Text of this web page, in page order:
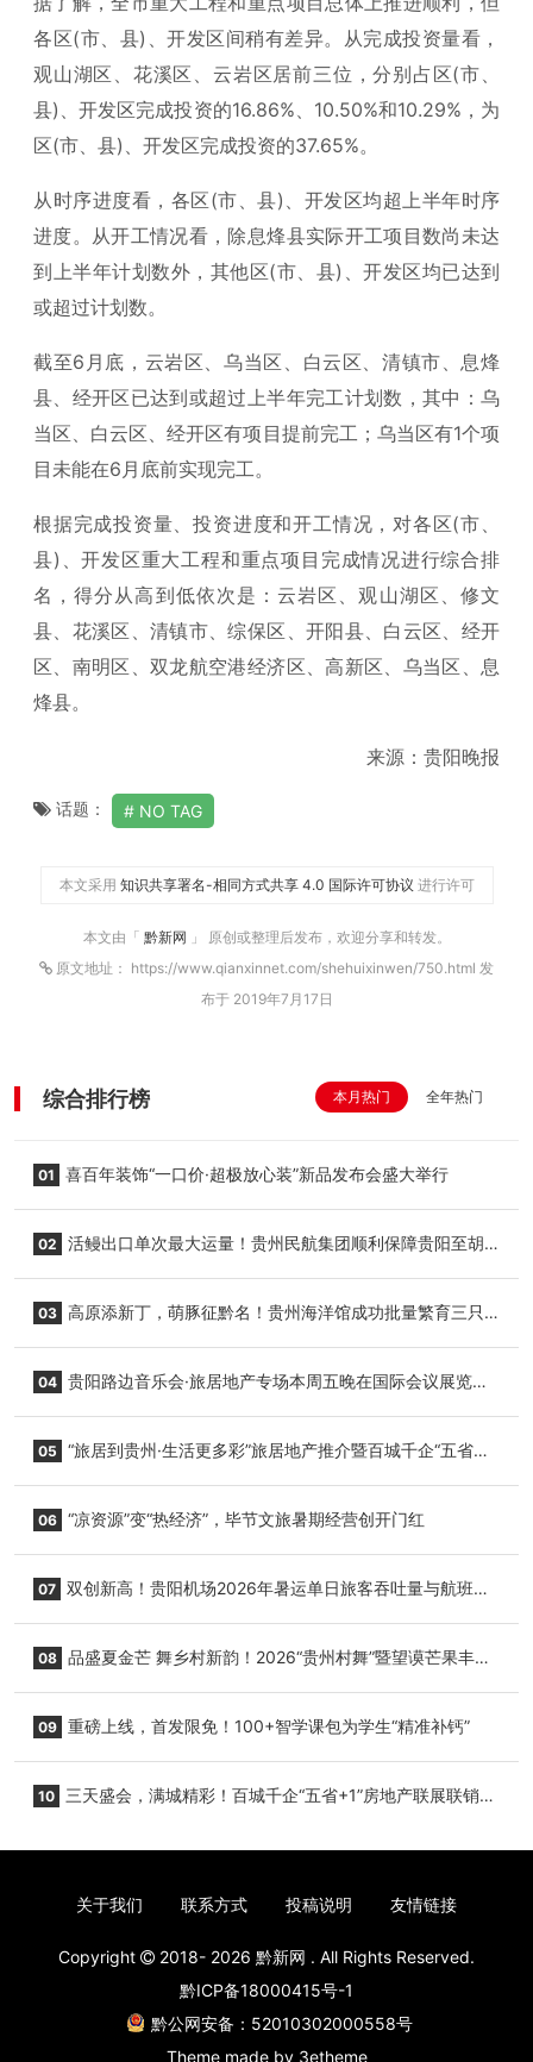
各区(市、县)、开发区间稍有差异。从完成投资量看，
观山湖区、花溪区、云岩区居前三位，分别占区(市、
县)、开发区完成投资的16.86%、10.50%和10.29%，为
区(市、县)、开发区完成投资的37.65%。
从时序进度看，各区(市、县)、开发区均超上半年时序
进度。从开工情况看，除息烽县实际开工项目数尚未达
到上半年计划数外，其他区(市、县)、开发区均已达到
或超过计划数。
截至6月底，云岩区、乌当区、白云区、清镇市、息烽
县、经开区已达到或超过上半年完工计划数，其中：乌
当区、白云区、经开区有项目提前完工；乌当区有1个项
目未能在6月底前实现完工。
根据完成投资量、投资进度和开工情况，对各区(市、
县)、开发区重大工程和重点项目完成情况进行综合排
名，得分从高到低依次是：云岩区、观山湖区、修文
县、花溪区、清镇市、综保区、开阳县、白云区、经开
区、南明区、双龙航空港经济区、高新区、乌当区、息
烽县。
来源：贵阳晚报
话题： NO TAG
本文采用 知识共享署名-相同方式共享 4.0 国际许可协议 进行许可
本文由「 黔新网 」 原创或整理后发布，欢迎分享和转发。
原文地址： https://www.qianxinnet.com/shehuixinwen/750.html 发
布于 2019年7月17日
综合排行榜 本月热门 全年热门
01 喜百年装饰“一口价·超极放心装”新品发布会盛大举行
02 活鳗出口单次最大运量！贵州民航集团顺利保障贵阳至胡
03 高原添新丁，萌豚征黔名！贵州海洋馆成功批量繁育三只
04 贵阳路边音乐会·旅居地产专场本周五晚在国际会议展览中
05 “旅居到贵州·生活更多彩”旅居地产推介暨百城千企“五省
06 “凉资源”变“热经济”，毕节文旅暑期经营创开门红
07 双创新高！贵阳机场2026年暑运单日旅客吞吐量与航班起
08 品盛夏金芒 舞乡村新韵！2026“贵州村舞”暨望谟芒果丰收
09 重磅上线，首发限免！100+智学课包为学生“精准补钙”
10 三天盛会，满城精彩！百城千企“五省+1”房地产联展联销活
关于我们 联系方式 投稿说明 友情链接
Copyright 2018- 2026 黔新网 . All Rights Reserved.
黔ICP备18000415号-1
黔公网安备：52010302000558号
Theme made by 3etheme